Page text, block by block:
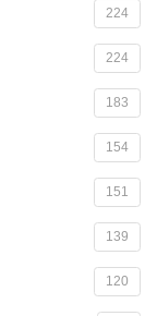
224
224
183
154
151
139
120